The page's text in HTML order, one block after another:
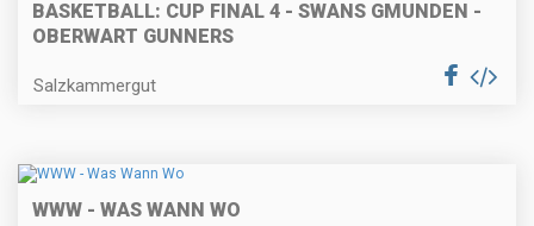
BASKETBALL: CUP FINAL 4 - SWANS GMUNDEN -
OBERWART GUNNERS
Salzkammergut
WWW - WAS WANN WO